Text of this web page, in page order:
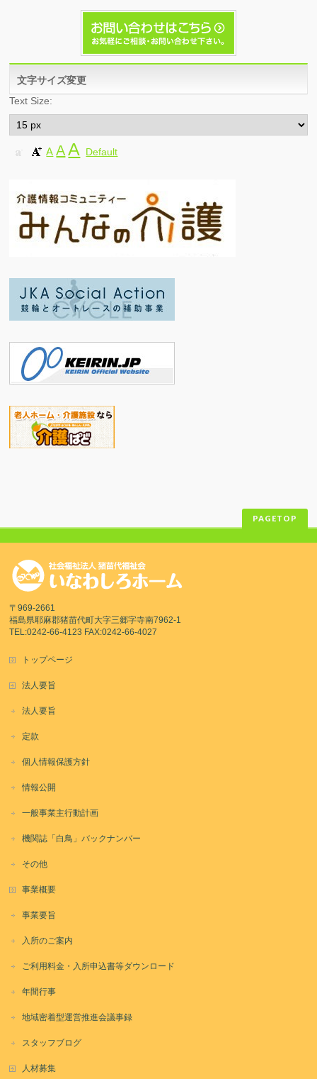
文字サイズ変更
Text Size:
A A A Default
PAGETOP
〒969-2661
福島県耶麻郡猪苗代町大字三郷字寺南7962-1
TEL:0242-66-4123 FAX:0242-66-4027
トップページ
法人要旨
法人要旨
定款
個人情報保護方針
情報公開
一般事業主行動計画
機関誌「白鳥」バックナンバー
その他
事業概要
事業要旨
入所のご案内
ご利用料金・入所申込書等ダウンロード
年間行事
地域密着型運営推進会議事録
スタッフブログ
人材募集